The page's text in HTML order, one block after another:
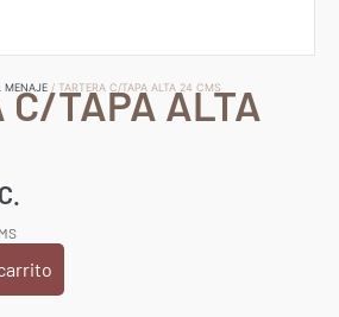
MENAJE / TARTERA C/TAPA ALTA 24 CMS
C/TAPA ALTA